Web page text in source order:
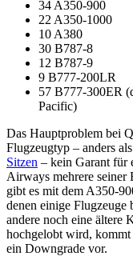
34 A350-900
22 A350-1000
10 A380
30 B787-8
12 B787-9
9 B777-200LR
57 B777-300ER
Pacific)
Das Hauptproblem bei
Flugzeugtyp – anders
Sitzen – kein Garant für
Airways mehrere seiner
gibt es mit dem A350-
denen einige Flugzeuge
andere noch eine ältere
hochgelobt wird, kommt
ein Downgrade vor.